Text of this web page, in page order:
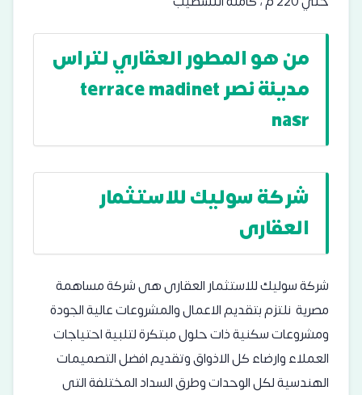
من هو المطور العقاري لتراس
مدينة نصر terrace madinet
nasr
شركة سوليك للاستثمار
العقارى
شركة سولیك للاستثمار العقارى ھى شركة مساھمة
مصریة نلتزم بتقدیم الاعمال والمشروعات عالیة الجودة
ومشروعات سكنیة ذات حلول مبتكرة لتلبیة احتیاجات
العملاء وارضاء كل الاذواق وتقدیم افضل التصمیمات
الھندسیة لكل الوحدات وطرق السداد المختلفة التى